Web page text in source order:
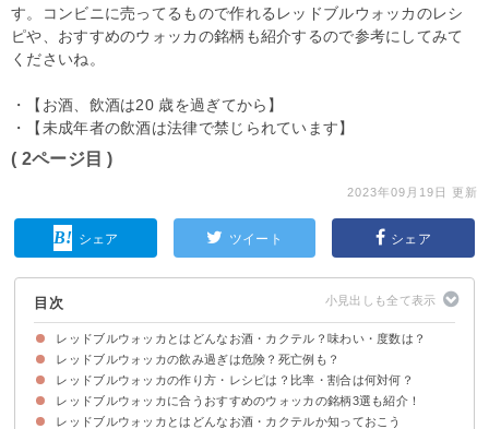
す。コンビニに売ってるもので作れるレッドブルウォッカのレシ
ピや、おすすめのウォッカの銘柄も紹介するので参考にしてみて
くださいね。
・【お酒、飲酒は20 歳を過ぎてから】
・【未成年者の飲酒は法律で禁じられています】
( 2ページ目 )
2023年09月19日 更新
シェア ツイート シェア
目次
レッドブルウォッカとはどんなお酒・カクテル？味わい・度数は？
レッドブルウォッカとはエナジードリンク「レッドブル」をウォッカで割っ
たカクテル
レッドブルウォッカの味わい・香り
レッドブルウォッカのアルコール度数は12％程度
レッドブルウォッカをクラブ・居酒屋で飲む場合の値段
レッドブルウォッカの飲み過ぎは危険？死亡例も？
危険とされる理由①レッドブルに含まれるカフェイン
危険とされる理由②アルコール・カフェインの同時摂取
危険とされる理由③レッドブルの飲み過ぎによる死亡例
レッドブルウォッカの安全な飲み方・摂取量の目安
レッドブルウォッカの作り方・レシピは？比率・割合は何対何？
材料
作り方・手順
レッドブルウォッカに合うおすすめのウォッカの銘柄3選も紹介！
①スミノフ ウォッカ レッド｜スミノフ（998円）
②ギルビー ウォッカ｜ギルビー（776円）
③アブソルート ウォッカ｜アブソルート（1,074円 ）
レッドブルウォッカとはどんなお酒・カクテルか知っておこう